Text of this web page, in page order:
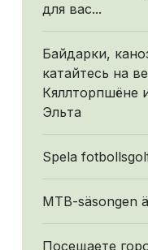
для вас...
Байдарки,
катайтесь на
Кяллторпшёне
Эльта
Spela
MTB-säsongen
Посещаете